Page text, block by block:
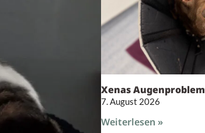
Xenas Augenproblem
7. August 2026
Weiterlesen »